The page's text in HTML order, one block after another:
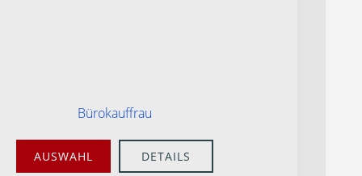
Bürokauffrau
AUSWAHL DETAILS